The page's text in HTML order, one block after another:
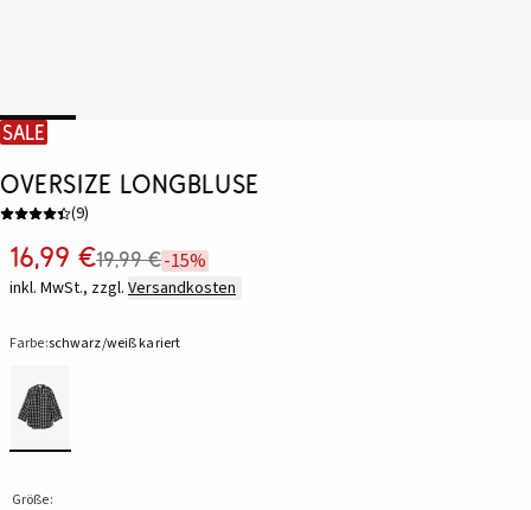
SALE
Oversize Longbluse
(9)
16,99 €19,99 €-15%
inkl. MwSt., zzgl. Versandkosten
Farbe:schwarz/weiß kariert
Größe: